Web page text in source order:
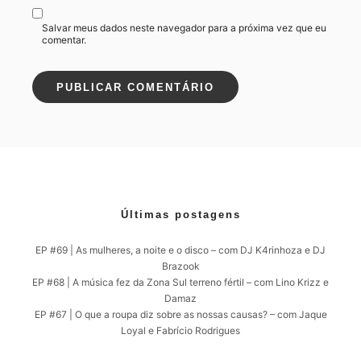
Salvar meus dados neste navegador para a próxima vez que eu
comentar.
Últimas postagens
EP #69 | As mulheres, a noite e o disco – com DJ K4rinhoza e DJ
Brazook
EP #68 | A música fez da Zona Sul terreno fértil – com Lino Krizz e
Damaz
EP #67 | O que a roupa diz sobre as nossas causas? – com Jaque
Loyal e Fabrício Rodrigues